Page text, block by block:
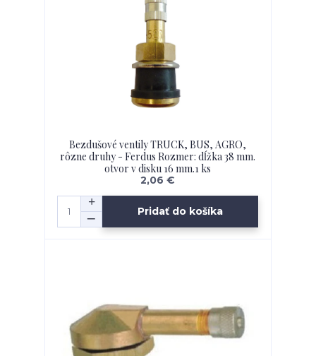
Bezdušové ventily TRUCK, BUS, AGRO,
rôzne druhy - Ferdus Rozmer: dĺžka 38 mm.
otvor v disku 16 mm.1 ks
2,06 €
Pridať do košíka